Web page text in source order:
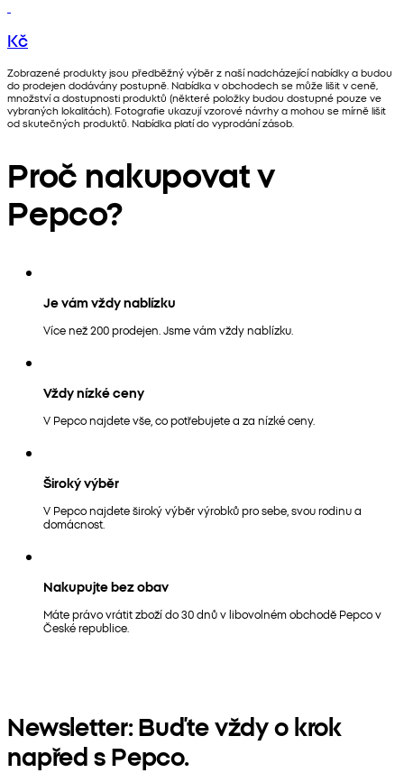
Kč
Zobrazené produkty jsou předběžný výběr z naší nadcházející nabídky a budou
do prodejen dodávány postupně. Nabídka v obchodech se může lišit v ceně,
množství a dostupnosti produktů (některé položky budou dostupné pouze ve
vybraných lokalitách). Fotografie ukazují vzorové návrhy a mohou se mírně lišit
od skutečných produktů. Nabídka platí do vyprodání zásob.
Proč nakupovat v
Pepco?
Je vám vždy nablízku
Více než 200 prodejen. Jsme vám vždy nablízku.
Vždy nízké ceny
V Pepco najdete vše, co potřebujete a za nízké ceny.
Široký výběr
V Pepco najdete široký výběr výrobků pro sebe, svou rodinu a
domácnost.
Nakupujte bez obav
Máte právo vrátit zboží do 30 dnů v libovolném obchodě Pepco v
České republice.
Newsletter: Buďte vždy o krok
napřed s Pepco.